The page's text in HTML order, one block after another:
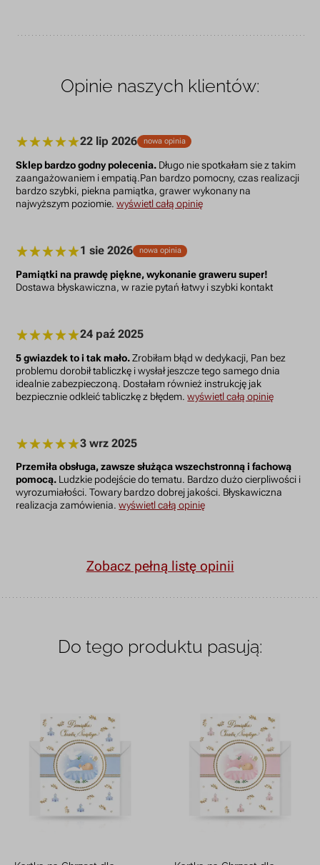
Opinie naszych klientów:
22 lip 2026 nowa opinia
Sklep bardzo godny polecenia. Długo nie spotkałam sie z takim
zaangażowaniem i empatią.Pan bardzo pomocny, czas realizacji
bardzo szybki, piekna pamiątka, grawer wykonany na
najwyższym poziomie.wyświetl całą opinię
1 sie 2026 nowa opinia
Pamiątki na prawdę piękne, wykonanie graweru super!
Dostawa błyskawiczna, w razie pytań łatwy i szybki kontakt
24 paź 2025
5 gwiazdek to i tak mało.Zrobiłam błąd w dedykacji, Pan bez
problemu dorobił tabliczkę i wysłał jeszcze tego samego dnia
idealnie zabezpieczoną. Dostałam również instrukcję jak
bezpiecznie odkleić tabliczkę z błędem.wyświetl całą opinię
3 wrz 2025
Przemiła obsługa, zawsze służąca wszechstronną i fachową
pomocą. Ludzkie podejście do tematu. Bardzo dużo cierpliwości i
wyrozumiałości. Towary bardzo dobrej jakości. Błyskawiczna
realizacja zamówienia.wyświetl całą opinię
Zobacz pełną listę opinii
Do tego produktu pasują: